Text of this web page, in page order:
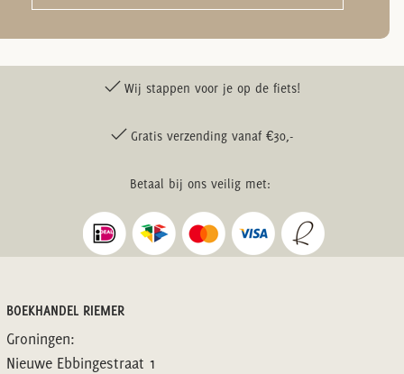
Wij stappen voor je op de fiets!
Gratis verzending vanaf €30,-
Betaal bij ons veilig met:
BOEKHANDEL RIEMER
Groningen:
Nieuwe Ebbingestraat 1